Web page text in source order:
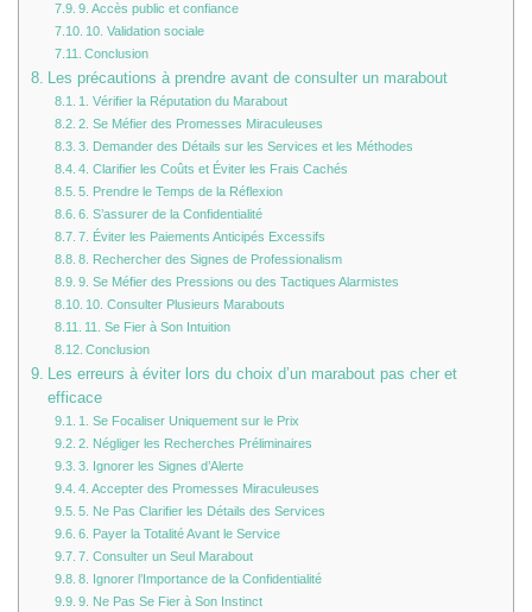
9. Accès public et confiance
10. Validation sociale
Conclusion
Les précautions à prendre avant de consulter un marabout
1. Vérifier la Réputation du Marabout
2. Se Méfier des Promesses Miraculeuses
3. Demander des Détails sur les Services et les Méthodes
4. Clarifier les Coûts et Éviter les Frais Cachés
5. Prendre le Temps de la Réflexion
6. S’assurer de la Confidentialité
7. Éviter les Paiements Anticipés Excessifs
8. Rechercher des Signes de Professionalism
9. Se Méfier des Pressions ou des Tactiques Alarmistes
10. Consulter Plusieurs Marabouts
11. Se Fier à Son Intuition
Conclusion
Les erreurs à éviter lors du choix d’un marabout pas cher et
efficace
1. Se Focaliser Uniquement sur le Prix
2. Négliger les Recherches Préliminaires
3. Ignorer les Signes d’Alerte
4. Accepter des Promesses Miraculeuses
5. Ne Pas Clarifier les Détails des Services
6. Payer la Totalité Avant le Service
7. Consulter un Seul Marabout
8. Ignorer l’Importance de la Confidentialité
9. Ne Pas Se Fier à Son Instinct